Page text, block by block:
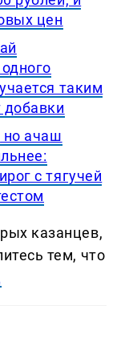
цен
таким
добавки
но ачаш
с тягучей
казанцев,
тем, что